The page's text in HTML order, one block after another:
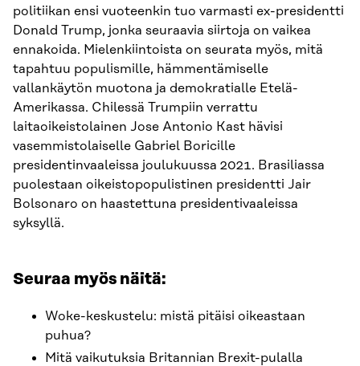
politiikan ensi vuoteenkin tuo varmasti ex-presidentti
Donald Trump, jonka seuraavia siirtoja on vaikea
ennakoida. Mielenkiintoista on seurata myös, mitä
tapahtuu populismille, hämmentämiselle
vallankäytön muotona ja demokratialle Etelä-
Amerikassa. Chilessä Trumpiin verrattu
laitaoikeistolainen Jose Antonio Kast hävisi
vasemmistolaiselle Gabriel Boricille
presidentinvaaleissa joulukuussa 2021. Brasiliassa
puolestaan oikeistopopulistinen presidentti Jair
Bolsonaro on haastettuna presidentivaaleissa
syksyllä.
Seuraa myös näitä:
Woke-keskustelu: mistä pitäisi oikeastaan
puhua?
Mitä vaikutuksia Britannian Brexit-pulalla